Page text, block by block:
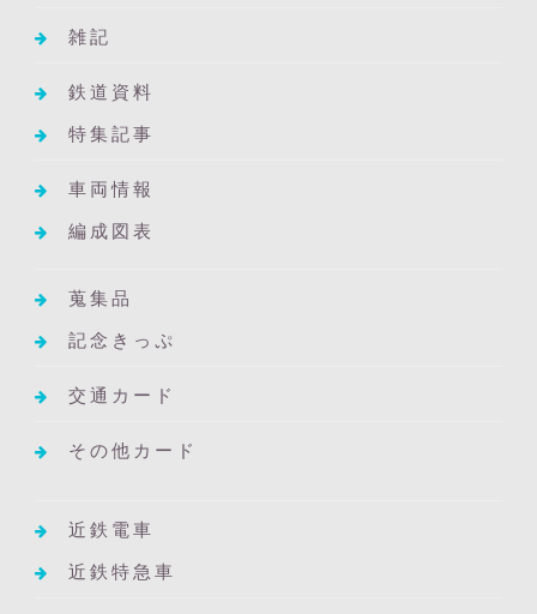
雑記
鉄道資料
特集記事
車両情報
編成図表
蒐集品
記念きっぷ
交通カード
その他カード
近鉄電車
近鉄特急車